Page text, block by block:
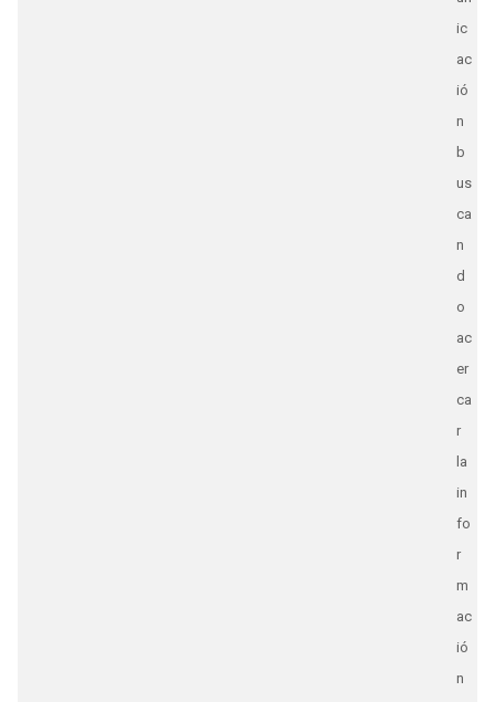
ic
ac
ió
n
b
us
ca
n
d
o
ac
er
ca
r
la
in
fo
r
m
ac
ió
n